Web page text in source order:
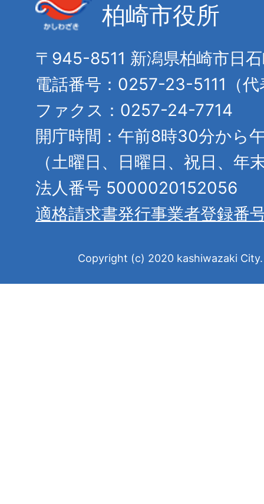
柏崎市役所
〒945-8511 新潟県柏崎市日
電話番号：0257-23-5111（代
ファクス：0257-24-7714
開庁時間：午前8時30分から
（土曜日、日曜日、祝日、年
法人番号 5000020152056
適格請求書発行事業者登録番
Copyright (c) 2020 kashiwazaki